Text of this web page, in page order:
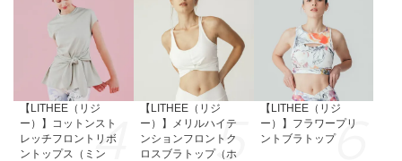
【LITHEE（リジ
ー）】コットンスト
レッチフロントリボ
ントップス（ミン
【LITHEE（リジ
ー）】メリルハイテ
ンションフロントク
ロスブラトップ（ホ
【LITHEE（リジ
ー）】フラワープリ
ントブラトップ